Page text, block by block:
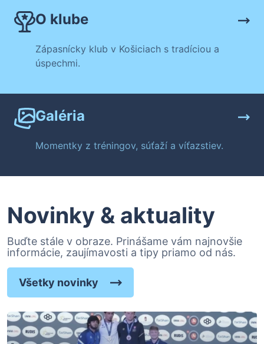
O klube
Zápasnícky klub v Košiciach s tradíciou a
úspechmi.
Galéria
Momentky z tréningov, súťaží a víťazstiev.
Novinky & aktuality
Buďte stále v obraze. Prinášame vám najnovšie
informácie, zaujímavosti a tipy priamo od nás.
Všetky novinky